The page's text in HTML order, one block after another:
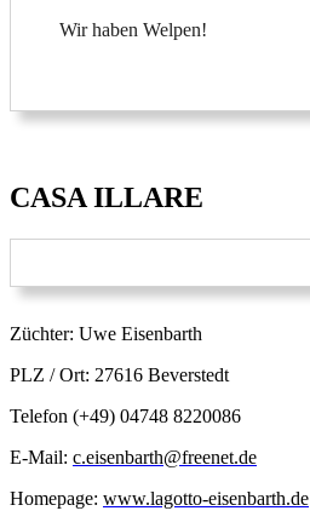
Wir haben Welpen!
CASA ILLARE
Züchter: Uwe Eisenbarth
PLZ / Ort: 27616 Beverstedt
Telefon (+49) 04748 8220086
E-Mail: c.eisenbarth@freenet.de
Homepage: www.lagotto-eisenbarth.de